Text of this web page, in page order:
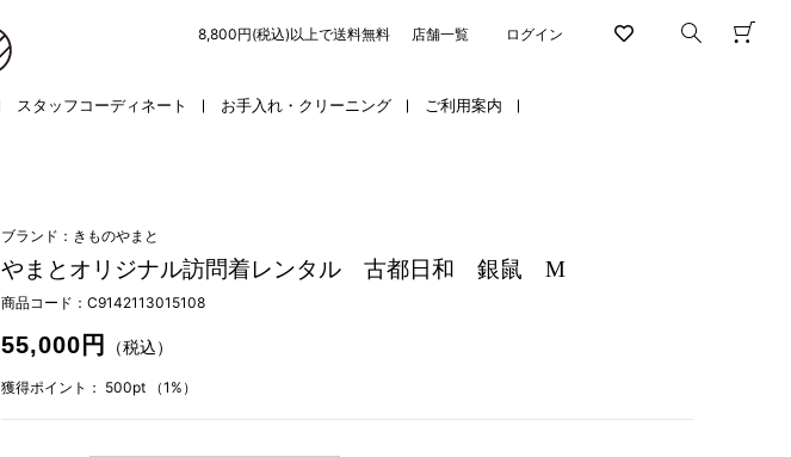
ログイン
8,800円(税込)以上で送料無料 店舗一覧
スタッフコーディネート お手入れ・クリーニング ご利用案内
ブランド：きものやまと
やまとオリジナル訪問着レンタル 古都日和 銀鼠 M
商品コード： C9142113015108
55,000円 （税込）
獲得ポイント： 500pt （1%）